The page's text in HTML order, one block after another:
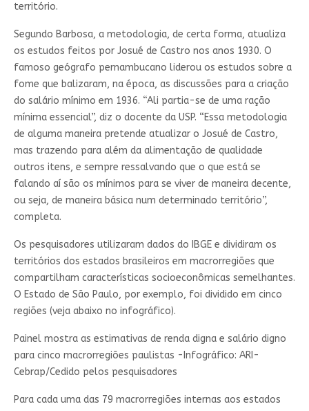
território.
Segundo Barbosa, a metodologia, de certa forma, atualiza
os estudos feitos por Josué de Castro nos anos 1930. O
famoso geógrafo pernambucano liderou os estudos sobre a
fome que balizaram, na época, as discussões para a criação
do salário mínimo em 1936. “Ali partia-se de uma ração
mínima essencial”, diz o docente da USP. “Essa metodologia
de alguma maneira pretende atualizar o Josué de Castro,
mas trazendo para além da alimentação de qualidade
outros itens, e sempre ressalvando que o que está se
falando aí são os mínimos para se viver de maneira decente,
ou seja, de maneira básica num determinado território”,
completa.
Os pesquisadores utilizaram dados do IBGE e dividiram os
territórios dos estados brasileiros em macrorregiões que
compartilham características socioeconômicas semelhantes.
O Estado de São Paulo, por exemplo, foi dividido em cinco
regiões (veja abaixo no infográfico).
Painel mostra as estimativas de renda digna e salário digno
para cinco macrorregiões paulistas -Infográfico: ARI-
Cebrap/Cedido pelos pesquisadores
Para cada uma das 79 macrorregiões internas aos estados